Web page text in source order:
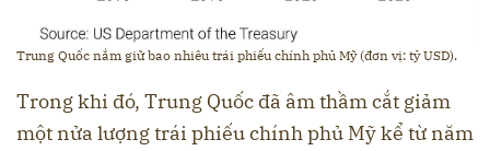
Trung Quốc nắm giữ bao nhiêu trái phiếu chính phủ Mỹ (đơn vị: tỷ USD).
Trong khi đó, Trung Quốc đã âm thầm cắt giảm
một nửa lượng trái phiếu chính phủ Mỹ kể từ năm